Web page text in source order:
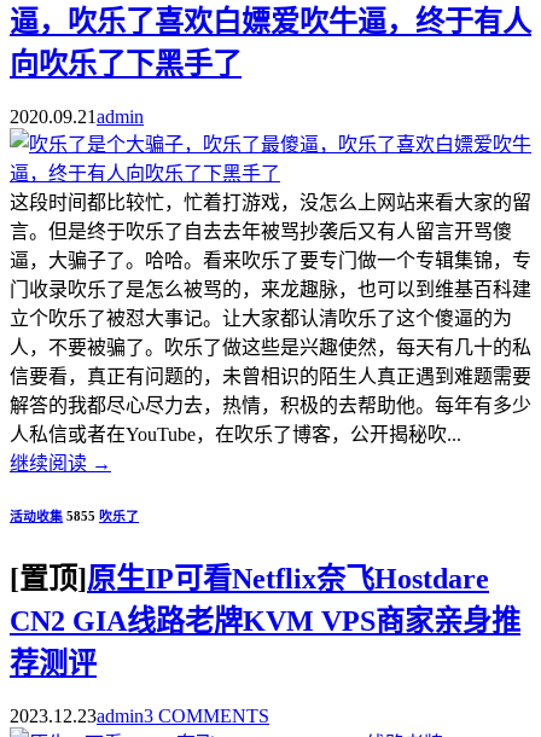
逼，吹乐了喜欢白嫖爱吹牛逼，终于有人
向吹乐了下黑手了
2020.09.21admin
这段时间都比较忙，忙着打游戏，没怎么上网站来看大家的留
言。但是终于吹乐了自去去年被骂抄袭后又有人留言开骂傻
逼，大骗子了。哈哈。看来吹乐了要专门做一个专辑集锦，专
门收录吹乐了是怎么被骂的，来龙趣脉，也可以到维基百科建
立个吹乐了被怼大事记。让大家都认清吹乐了这个傻逼的为
人，不要被骗了。吹乐了做这些是兴趣使然，每天有几十的私
信要看，真正有问题的，未曾相识的陌生人真正遇到难题需要
解答的我都尽心尽力去，热情，积极的去帮助他。每年有多少
人私信或者在YouTube，在吹乐了博客，公开揭秘吹...
继续阅读 →
活动收集 5855 吹乐了
[置顶]原生IP可看Netflix奈飞Hostdare
CN2 GIA线路老牌KVM VPS商家亲身推
荐测评
2023.12.23admin3 COMMENTS